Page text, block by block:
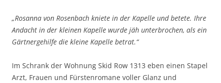
„Rosanna von Rosenbach kniete in der Kapelle und betete. Ihre
Andacht in der kleinen Kapelle wurde jäh unterbrochen, als ein
Gärtnergehilfe die kleine Kapelle betrat.“
Im Schrank der Wohnung Skid Row 1313 eben einen Stapel
Arzt, Frauen und Fürstenromane voller Glanz und